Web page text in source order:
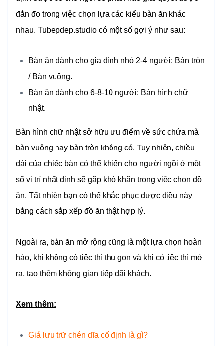
đắn đo trong việc chọn lựa các kiểu bàn ăn khác
nhau. Tubepdep.studio có một số gợi ý như sau:
Bàn ăn dành cho gia đình nhỏ 2-4 người: Bàn tròn
/ Bàn vuông.
Bàn ăn dành cho 6-8-10 người: Bàn hình chữ
nhật.
Bàn hình chữ nhật sở hữu ưu điểm về sức chứa mà
bàn vuông hay bàn tròn không có. Tuy nhiên, chiều
dài của chiếc bàn có thể khiến cho người ngồi ở một
số vị trí nhất định sẽ gặp khó khăn trong việc chọn đồ
ăn. Tất nhiên bạn có thể khắc phục được điều này
bằng cách sắp xếp đồ ăn thật hợp lý.
Ngoài ra, bàn ăn mở rộng cũng là một lựa chọn hoàn
hảo, khi không có tiệc thì thu gọn và khi có tiệc thì mở
ra, tạo thêm không gian tiếp đãi khách.
Xem thêm:
Giá lưu trữ chén dĩa cố định là gì?